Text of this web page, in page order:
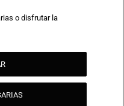
o disfrutar la